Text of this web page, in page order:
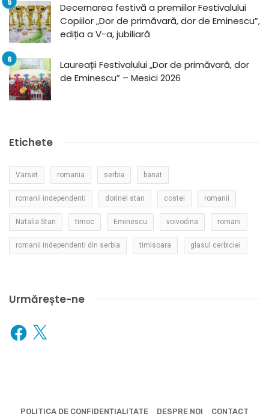
Decernarea festivă a premiilor Festivalului
Copiilor „Dor de primăvară, dor de Eminescu”,
ediția a V-a, jubiliară
Laureații Festivalului „Dor de primăvară, dor
de Eminescu” – Mesici 2026
Etichete
Varset romania serbia banat
romanii independenti dorinel stan costei romanii
Natalia Stan timoc Eminescu voivodina romani
romanii independenti din serbia timisoara glasul cerbiciei
Urmărește-ne
Facebook
X
POLITICA DE CONFIDENȚIALITATE DESPRE NOI CONTACT